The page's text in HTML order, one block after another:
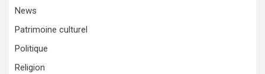
News
Patrimoine culturel
Politique
Religion